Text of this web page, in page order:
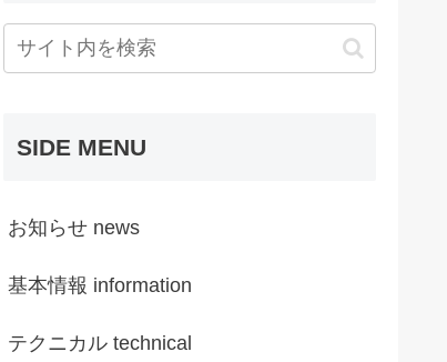
SIDE MENU
お知らせ news
基本情報 information
テクニカル technical